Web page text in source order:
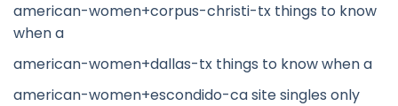
american-women+corpus-christi-tx things to know
when a
american-women+dallas-tx things to know when a
american-women+escondido-ca site singles only